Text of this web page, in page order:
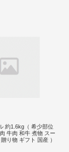
約1.6kg（ 希少部位
牛肉 和牛 煮物 スー
り物 ギフト 国産 ）